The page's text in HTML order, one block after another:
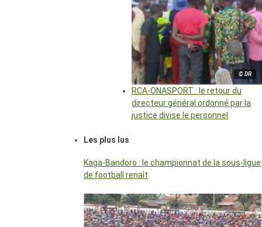
© DR
RCA-ONASPORT : le retour du
directeur général ordonné par la
justice divise le personnel
Les plus lus
Kaga-Bandoro : le championnat de la sous-ligue
de football renaît